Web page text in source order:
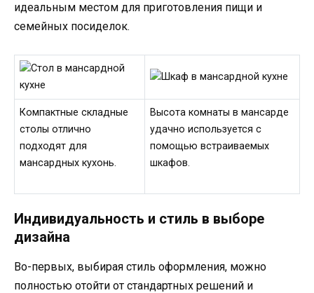
идеальным местом для приготовления пищи и
семейных посиделок.
Компактные складные
столы отлично
подходят для
мансардных кухонь.
Высота комнаты в мансарде
удачно используется с
помощью встраиваемых
шкафов.
Индивидуальность и стиль в выборе
дизайна
Во-первых, выбирая стиль оформления, можно
полностью отойти от стандартных решений и